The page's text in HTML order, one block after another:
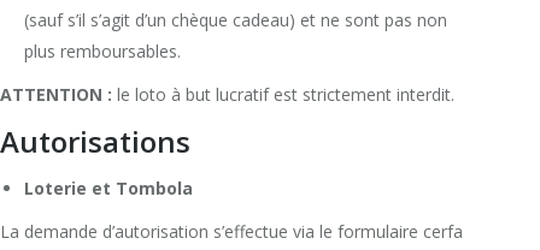
(sauf s’il s’agit d’un chèque cadeau) et ne sont pas non
plus remboursables.
ATTENTION : le loto à but lucratif est strictement interdit.
Autorisations
Loterie et Tombola
La demande d’autorisation s’effectue via le formulaire cerfa